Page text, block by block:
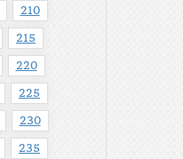
210
215
220
225
230
235